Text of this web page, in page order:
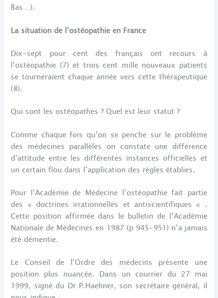
Bas…).
La situation de l’ostéopathie en France
Dix-sept pour cent des français ont recours à
l’ostéopathie (7) et trois cent mille nouveaux patients
se tourneraient chaque année vers cette thérapeutique
(8).
Qui sont les ostéopathes ? Quel est leur statut ?
Comme chaque fois qu’on se penche sur le problème
des médecines parallèles on constate une différence
d’attitude entre les différentes instances officielles et
un certain flou dans l’application des règles établies.
Pour l’Académie de Médecine l’ostéopathie fait partie
des « doctrines irrationnelles et antiscientifiques « .
Cette position affirmée dans le bulletin de l’Académie
Nationale de Médecines en 1987 (p 945-951) n’a jamais
été démentie.
Le Conseil de l’Ordre des médecins présente une
position plus nuancée. Dans un courrier du 27 mai
1999, signé du Dr P.Haehner, son secrétaire général, il